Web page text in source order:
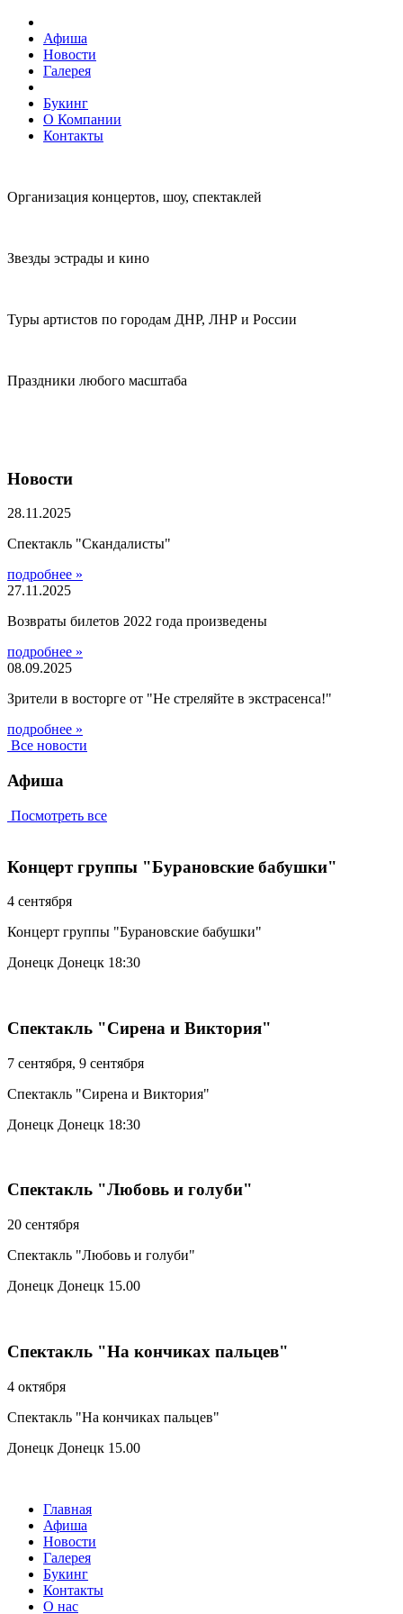
Афиша
Новости
Галерея
Букинг
О Компании
Контакты
Организация концертов, шоу, спектаклей
Звезды эстрады и кино
Туры артистов по городам ДНР, ЛНР и России
Праздники любого масштаба
Новости
28.11.2025
Спектакль "Скандалисты"
подробнее »
27.11.2025
Возвраты билетов 2022 года произведены
подробнее »
08.09.2025
Зрители в восторге от "Не стреляйте в экстрасенса!"
подробнее »
Все новости
Афиша
Посмотреть все
Концерт группы "Бурановские бабушки"
4 сентября
Концерт группы "Бурановские бабушки"
Донецк Донецк 18:30
Спектакль "Сирена и Виктория"
7 сентября, 9 сентября
Спектакль "Сирена и Виктория"
Донецк Донецк 18:30
Спектакль "Любовь и голуби"
20 сентября
Спектакль "Любовь и голуби"
Донецк Донецк 15.00
Спектакль "На кончиках пальцев"
4 октября
Спектакль "На кончиках пальцев"
Донецк Донецк 15.00
Главная
Афиша
Новости
Галерея
Букинг
Контакты
О нас